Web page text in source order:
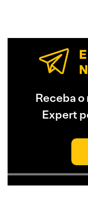
Receba
Expert